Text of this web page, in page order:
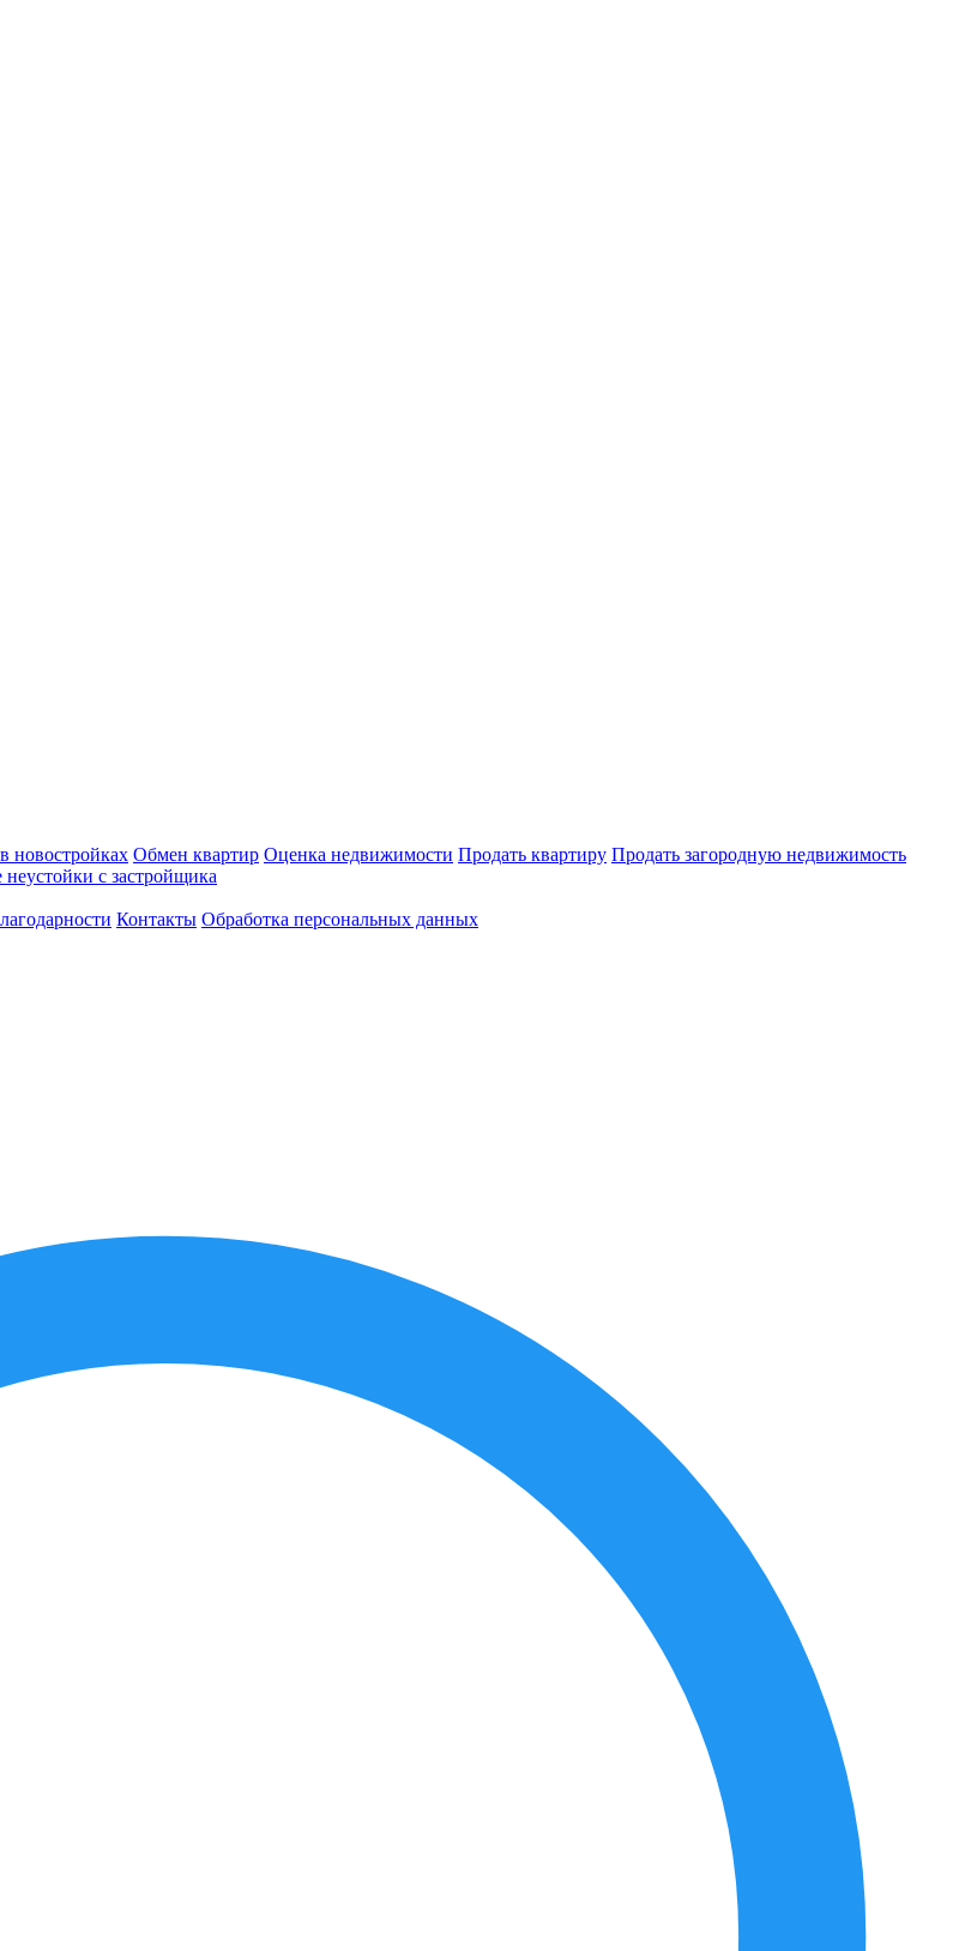
новостройках Обмен квартир Оценка недвижимости Продать квартиру Продать загородную недвижимость
с застройщика
Контакты Обработка персональных данных